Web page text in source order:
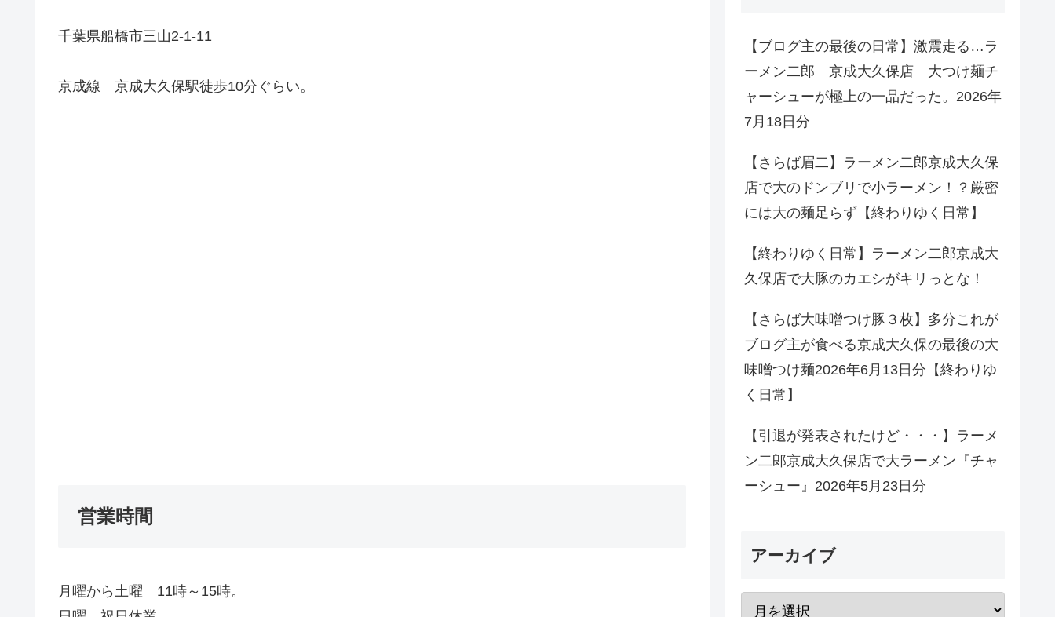
千葉県船橋市三山2-1-11
京成線 京成大久保駅徒歩10分ぐらい。
営業時間
月曜から土曜 11時～15時。
【ブログ主の最後の日常】激震走る…ラ
ーメン二郎 京成大久保店 大つけ麺チ
ャーシューが極上の一品だった。2026年
7月18日分
【さらば眉二】ラーメン二郎京成大久保
店で大のドンブリで小ラーメン！？厳密
には大の麺足らず【終わりゆく日常】
【終わりゆく日常】ラーメン二郎京成大
久保店で大豚のカエシがキリっとな！
【さらば大味噌つけ豚３枚】多分これが
ブログ主が食べる京成大久保の最後の大
味噌つけ麺2026年6月13日分【終わりゆ
く日常】
【引退が発表されたけど・・・】ラーメ
ン二郎京成大久保店で大ラーメン『チャ
ーシュー』2026年5月23日分
アーカイブ